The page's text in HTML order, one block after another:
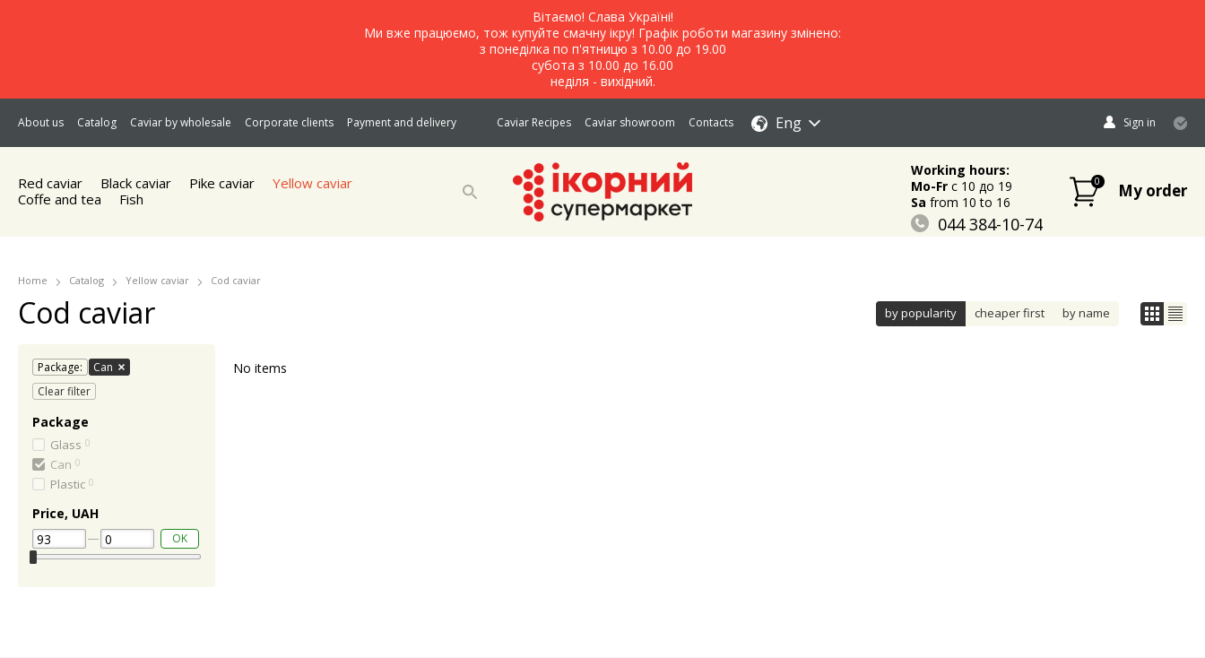
Вітаємо! Слава Україні!
Ми вже працюємо, тож купуйте смачну ікру! Графік роботи магазину змінено:
з понеділка по п'ятницю з 10.00 до 19.00
субота з 10.00 до 16.00
неділя - вихідний.
About us Catalog Caviar by wholesale Corporate clients Payment and delivery Caviar Recipes Caviar showroom Contacts Eng Sign in
Red caviar Black caviar Pike caviar
Yellow caviar
Coffe and tea
Fish
Working hours:
Mo-Frc 10 до 19
Sa from 10 to 16
044 384-10-74
0 My order
Home Catalog Yellow caviar Cod caviar
Cod caviar by popularity cheaper first by name
No items
Package:
Can
Clear filter
Package
Glass 0
Can 0
Plastic 0
Price, UAH
OK